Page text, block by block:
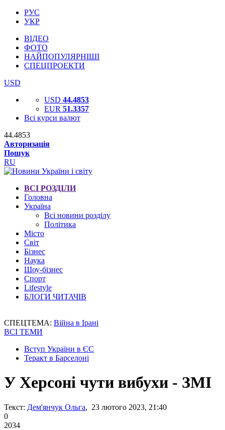
РУС
УКР
ВІДЕО
ФОТО
НАЙПОПУЛЯРНІШІ
СПЕЦПРОЕКТИ
USD
USD 44.4853
EUR 51.3357
Всі курси валют
44.4853
Авторизація
Пошук
RU
ВСІ РОЗДІЛИ
Головна
Україна
Всі новини розділу
Політика
Місто
Світ
Бізнес
Наука
Шоу-бізнес
Спорт
Lifestyle
БЛОГИ ЧИТАЧІВ
СПЕЦТЕМА: Війна в Ірані
ВСІ ТЕМИ
Вступ України в ЄС
Теракт в Барселоні
У Херсоні чути вибухи - ЗМІ
Текст: Дем'янчук Ольга, 23 лютого 2023, 21:40
0
2034